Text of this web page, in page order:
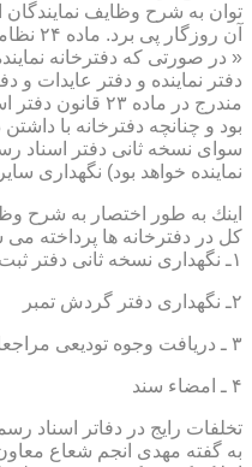
توان به شرح وظایف نمایندگان
آن روزگار پی برد. ماده ۲۴ نظامنامه یاد شده مقرر می دارد:
« در صورتی كه دفترخانه
دفتر نماینده و دفتر عایدات و
مندرج در ماده
بود و چنانچه دفترخانه با
سوای نسخه ثانی دفتر اسناد
نماینده خواهد بود) نگهداری
اینك به طور اختصار به شرح
كل در دفترخانه ها پرداخته می
۱ـ نگهداری نسخه ثانی دفتر ثبت اسناد رسمی
۲ـ نگهداری دفتر گردش تمبر
۳ ـ دریافت وجوه تودیعی مراجعان
۴ ـ امضاء سند
تخلفات رایج در دفاتر اسناد
به گفته مهدی انجم شعاع